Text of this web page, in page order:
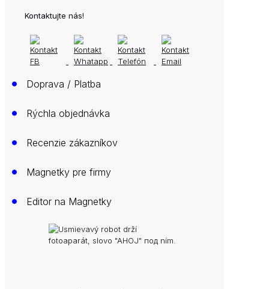
Kontaktujte nás!
• Doprava / Platba
• Rýchla objednávka
• Recenzie zákazníkov
• Magnetky pre firmy
• Editor na Magnetky